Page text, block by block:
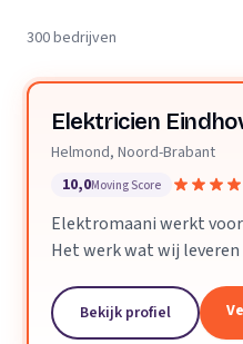
300 bedrijven
Elektricien
Helmond, Noord-Brabant
10,0Moving Score
Elektromaani werkt
Het werk wat wij
of grote projecten zijn
Bekijk profiel